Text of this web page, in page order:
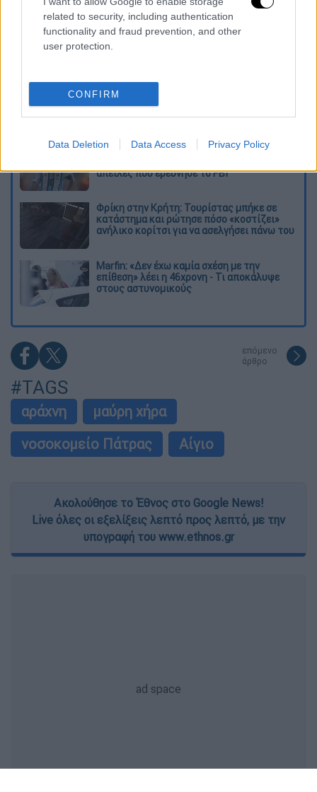
related to security, including authentication
functionality and fraud prevention, and other
user protection.
CONFIRM
Data Deletion Data Access Privacy Policy
Επιστήμονες ανακάλυψαν τον τέταρτο
γνωστό τύπο μεταδοτικού καρκίνου στον
κόσμο
Μουντιάλ 2026: «Θα ανατινάξω τον Μέσι με
απειλές που ερεύνησε το FBI
Φρίκη στην Κρήτη: Τουρίστας μπήκε σε
κατάστημα και ρώτησε πόσο «κοστίζει»
ανήλικο κορίτσι για να ασελγήσει πάνω του
Marfin: «Δεν έχω καμία σχέση με την
επίθεση» λέει η 46χρονη - Τι αποκάλυψε
στους αστυνομικούς
επόμενο
άρθρο
#TAGS
αράχνη
μαύρη χήρα
νοσοκομείο Πάτρας
Αίγιο
Ακολούθησε το Έθνος στο Google News!
Live όλες οι εξελίξεις λεπτό προς λεπτό, με την
υπογραφή του www.ethnos.gr